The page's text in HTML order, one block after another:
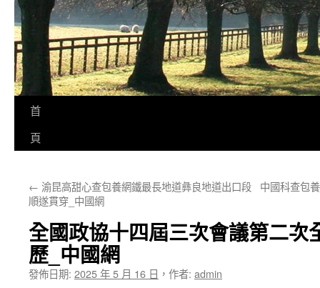
首
頁
← 渝昆高甜心查包養網鐵最長地道彝良地道出口段
順遂貫穿_中國網
中國科查包
全國政協十四屆三次會議第二次
歷_中國網
發佈日期: 2025 年 5 月 16 日 ， 作者: admin